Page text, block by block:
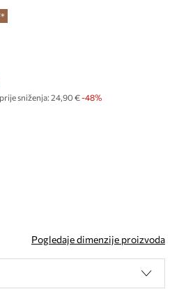
sniženja: 24,90 € -48%
Pogledaje dimenzije proizvoda